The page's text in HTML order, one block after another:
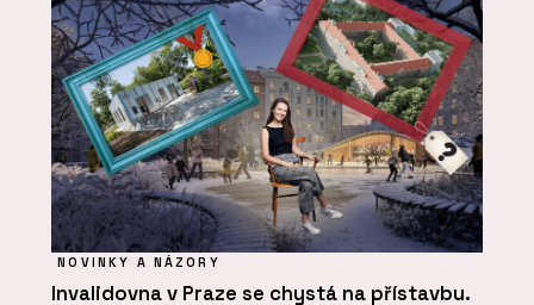
NOVINKY A NÁZORY
Invalidovna v Praze se chystá na přístavbu.